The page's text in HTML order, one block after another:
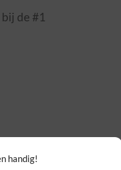
handig!
de #1